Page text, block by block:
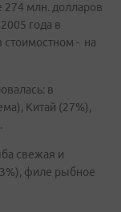
274 млн. долларов
года в
стоимостном - на
в
Китай (27%),
свежая и
филе рыбное